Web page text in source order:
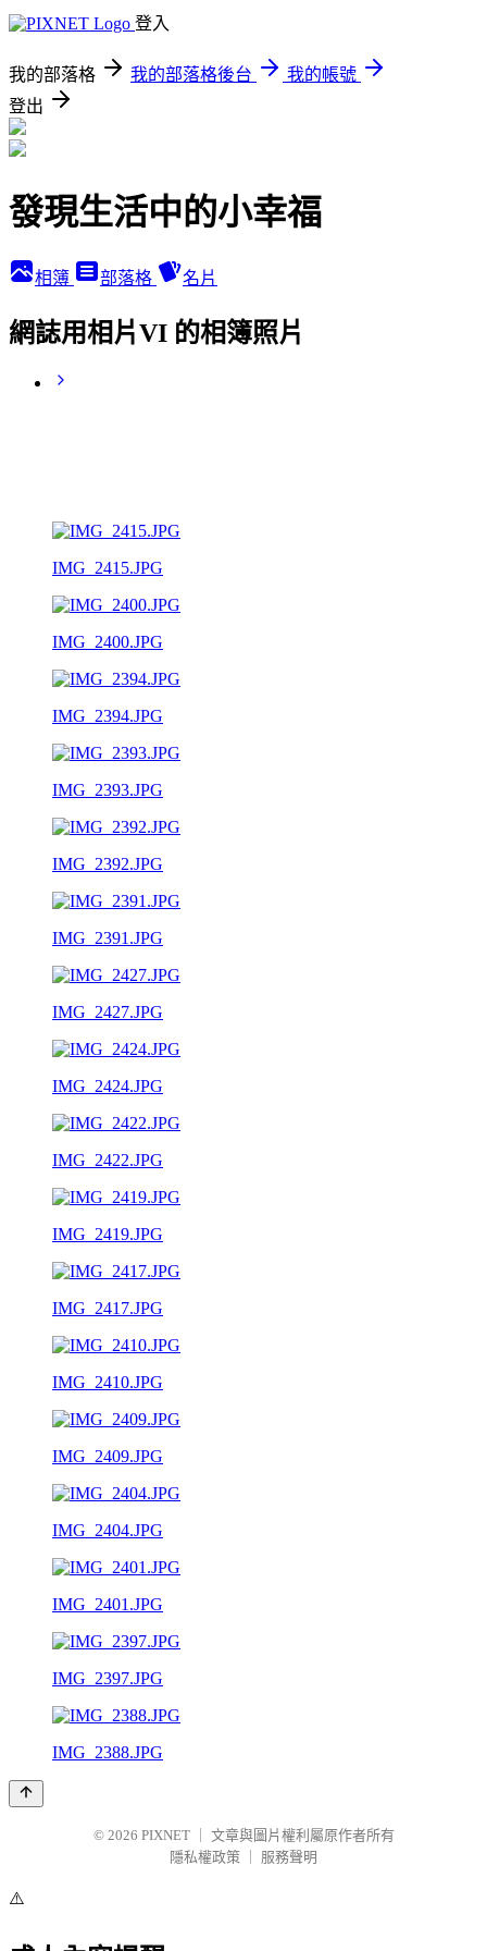
登入
我的部落格 我的部落格後台
我的帳號
登出
發現生活中的小幸福
相簿 部落格 名片
網誌用相片VI 的相簿照片
IMG_2415.JPG
IMG_2400.JPG
IMG_2394.JPG
IMG_2393.JPG
IMG_2392.JPG
IMG_2391.JPG
IMG_2427.JPG
IMG_2424.JPG
IMG_2422.JPG
IMG_2419.JPG
IMG_2417.JPG
IMG_2410.JPG
IMG_2409.JPG
IMG_2404.JPG
IMG_2401.JPG
IMG_2397.JPG
IMG_2388.JPG
© 2026 PIXNET
文章與圖片權利屬原作者所有
隱私權政策
服務聲明
⚠️